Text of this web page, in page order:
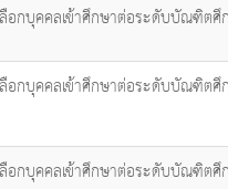
อกบุคคลเข้าศึกษาต่อระดับบัณฑิต
อกบุคคลเข้าศึกษาต่อระดับบัณฑิต
อกบุคคลเข้าศึกษาต่อระดับบัณฑิต